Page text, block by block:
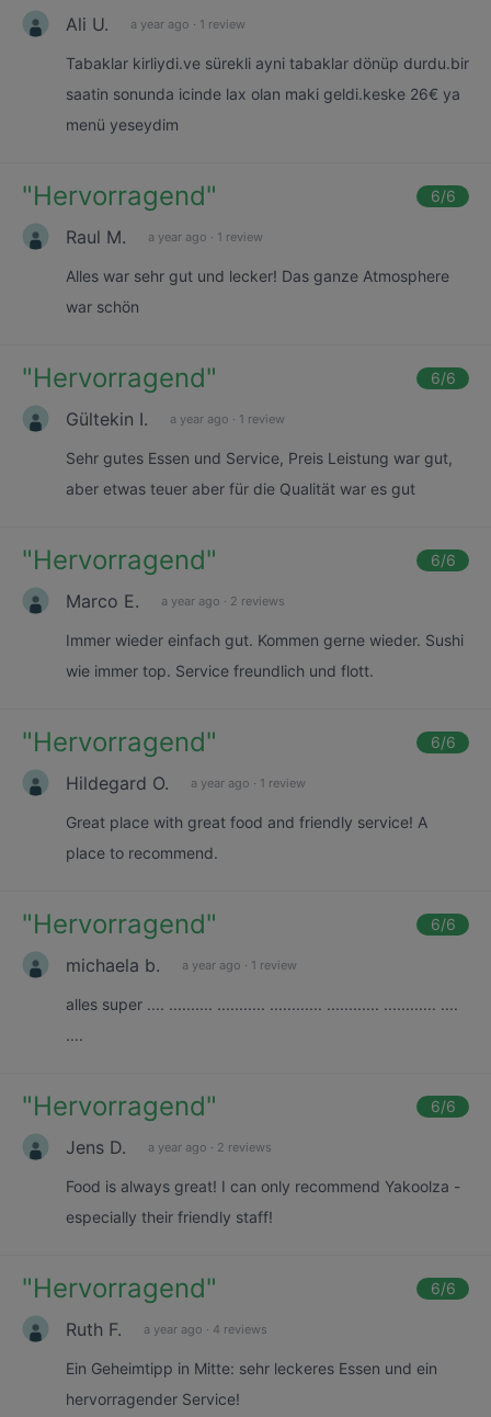
Ali U. a year ago · 1 review
Tabaklar kirliydi.ve sürekli ayni tabaklar dönüp durdu.bir
saatin sonunda icinde lax olan maki geldi.keske 26€ ya
menü yeseydim
"Hervorragend" 6/6
Raul M. a year ago · 1 review
Alles war sehr gut und lecker! Das ganze Atmosphere
war schön
"Hervorragend" 6/6
Gültekin I. a year ago · 1 review
Sehr gutes Essen und Service, Preis Leistung war gut,
aber etwas teuer aber für die Qualität war es gut
"Hervorragend" 6/6
Marco E. a year ago · 2 reviews
Immer wieder einfach gut. Kommen gerne wieder. Sushi
wie immer top. Service freundlich und flott.
"Hervorragend" 6/6
Hildegard O. a year ago · 1 review
Great place with great food and friendly service! A
place to recommend.
"Hervorragend" 6/6
michaela b. a year ago · 1 review
alles super .... .......... ........... ............ ............ ............ ....
....
"Hervorragend" 6/6
Jens D. a year ago · 2 reviews
Food is always great! I can only recommend Yakoolza -
especially their friendly staff!
"Hervorragend" 6/6
Ruth F. a year ago · 4 reviews
Ein Geheimtipp in Mitte: sehr leckeres Essen und ein
hervorragender Service!